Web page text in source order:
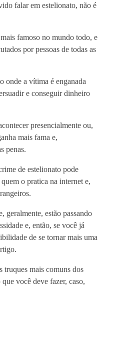
falar em estelionato, não é
famoso no mundo todo, e
por pessoas de todas as
onde a vítima é enganada
e conseguir dinheiro
presencialmente ou,
mais fama e,
penas.
de estelionato pode
o pratica na internet e,
geralmente, estão passando
e, então, se você já
de se tornar mais uma
truques mais comuns dos
você deve fazer, caso,